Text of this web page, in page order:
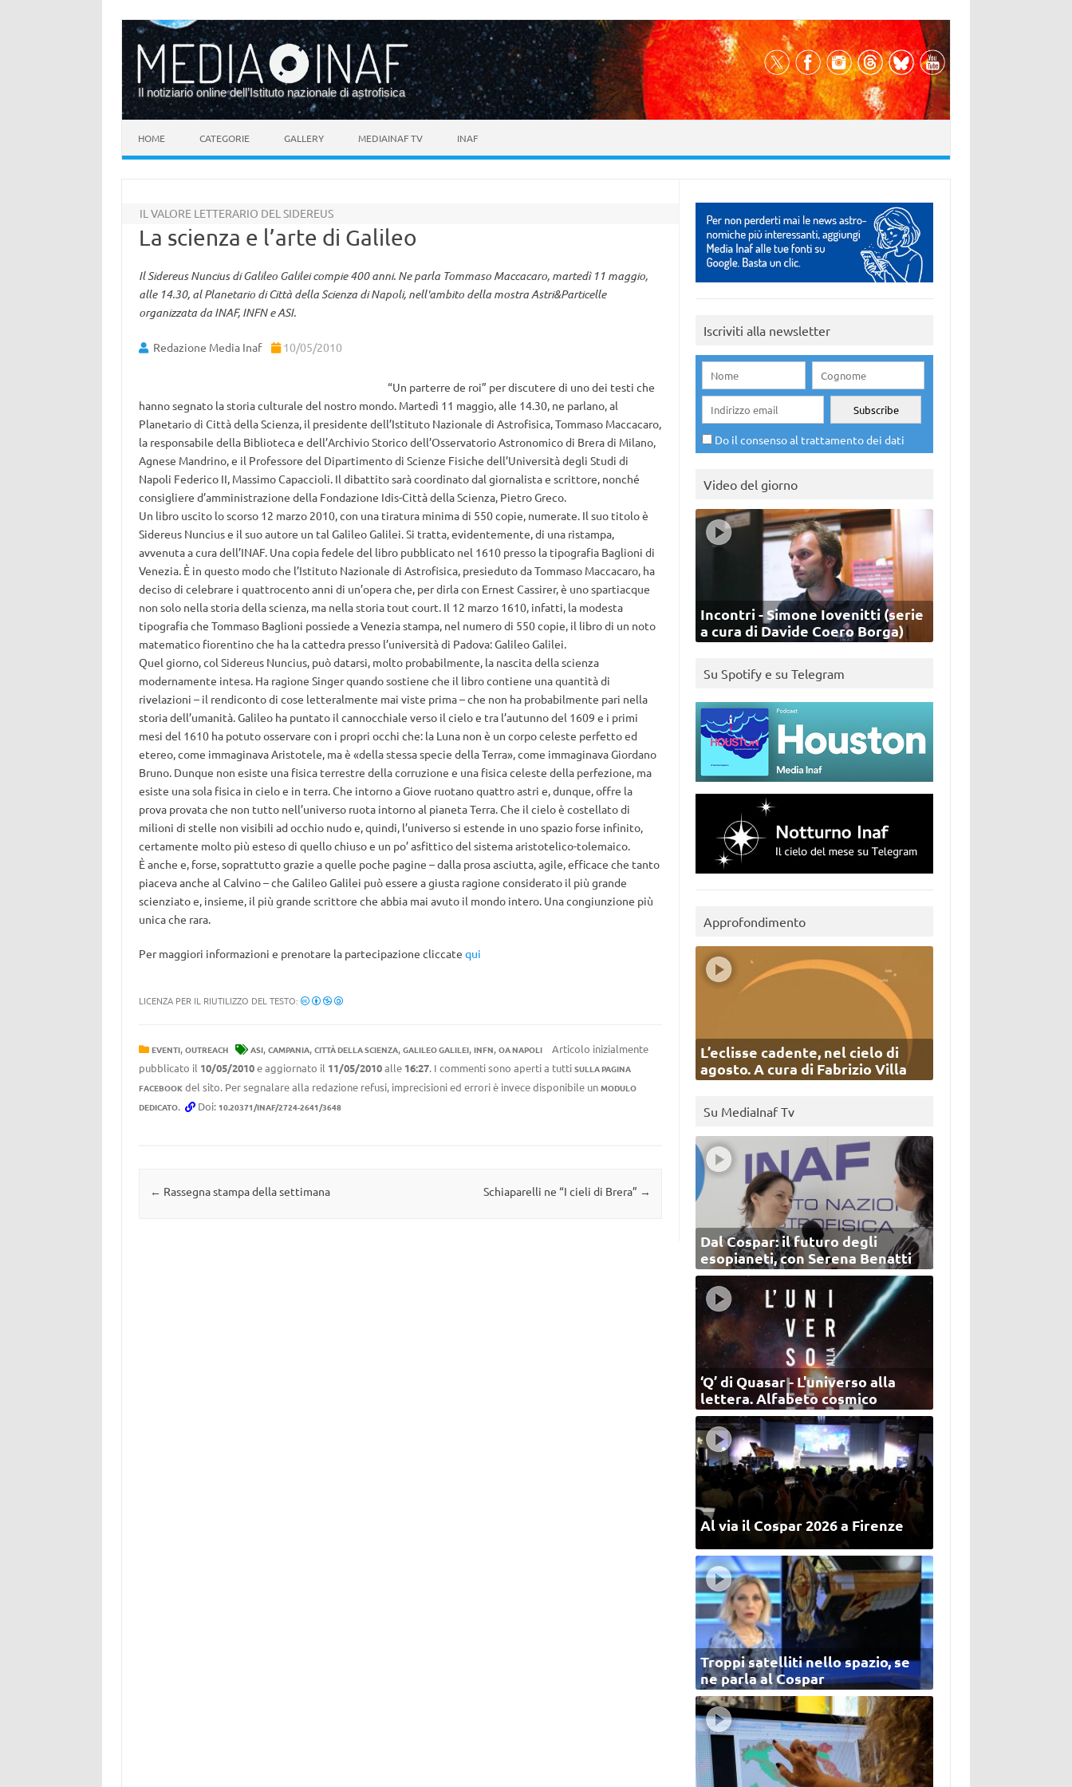
Il notiziario online dell’Istituto nazionale di astrofisica
HOME CATEGORIE GALLERY MEDIAINAF TV INAF
IL VALORE LETTERARIO DEL SIDEREUS
La scienza e l’arte di Galileo
Il Sidereus Nuncius di Galileo Galilei compie 400 anni. Ne parla Tommaso Maccacaro, martedì 11 maggio,
alle 14.30, al Planetario di Città della Scienza di Napoli, nell'ambito della mostra Astri&Particelle
organizzata da INAF, INFN e ASI.
Redazione Media Inaf 10/05/2010
“Un parterre de roi” per discutere di uno dei testi che
hanno segnato la storia culturale del nostro mondo. Martedì 11 maggio, alle 14.30, ne parlano, al
Planetario di Città della Scienza, il presidente dell’Istituto Nazionale di Astrofisica, Tommaso Maccacaro,
la responsabile della Biblioteca e dell’Archivio Storico dell’Osservatorio Astronomico di Brera di Milano,
Agnese Mandrino, e il Professore del Dipartimento di Scienze Fisiche dell’Università degli Studi di
Napoli Federico II, Massimo Capaccioli. Il dibattito sarà coordinato dal giornalista e scrittore, nonché
consigliere d’amministrazione della Fondazione Idis-Città della Scienza, Pietro Greco.
Un libro uscito lo scorso 12 marzo 2010, con una tiratura minima di 550 copie, numerate. Il suo titolo è
Sidereus Nuncius e il suo autore un tal Galileo Galilei. Si tratta, evidentemente, di una ristampa,
avvenuta a cura dell’INAF. Una copia fedele del libro pubblicato nel 1610 presso la tipografia Baglioni di
Venezia. È in questo modo che l’Istituto Nazionale di Astrofisica, presieduto da Tommaso Maccacaro, ha
deciso di celebrare i quattrocento anni di un’opera che, per dirla con Ernest Cassirer, è uno spartiacque
non solo nella storia della scienza, ma nella storia tout court. Il 12 marzo 1610, infatti, la modesta
tipografia che Tommaso Baglioni possiede a Venezia stampa, nel numero di 550 copie, il libro di un noto
matematico fiorentino che ha la cattedra presso l’università di Padova: Galileo Galilei.
Quel giorno, col Sidereus Nuncius, può datarsi, molto probabilmente, la nascita della scienza
modernamente intesa. Ha ragione Singer quando sostiene che il libro contiene una quantità di
rivelazioni – il rendiconto di cose letteralmente mai viste prima – che non ha probabilmente pari nella
storia dell’umanità. Galileo ha puntato il cannocchiale verso il cielo e tra l’autunno del 1609 e i primi
mesi del 1610 ha potuto osservare con i propri occhi che: la Luna non è un corpo celeste perfetto ed
etereo, come immaginava Aristotele, ma è «della stessa specie della Terra», come immaginava Giordano
Bruno. Dunque non esiste una fisica terrestre della corruzione e una fisica celeste della perfezione, ma
esiste una sola fisica in cielo e in terra. Che intorno a Giove ruotano quattro astri e, dunque, offre la
prova provata che non tutto nell’universo ruota intorno al pianeta Terra. Che il cielo è costellato di
milioni di stelle non visibili ad occhio nudo e, quindi, l’universo si estende in uno spazio forse infinito,
certamente molto più esteso di quello chiuso e un po’ asfittico del sistema aristotelico-tolemaico.
È anche e, forse, soprattutto grazie a quelle poche pagine – dalla prosa asciutta, agile, efficace che tanto
piaceva anche al Calvino – che Galileo Galilei può essere a giusta ragione considerato il più grande
scienziato e, insieme, il più grande scrittore che abbia mai avuto il mondo intero. Una congiunzione più
unica che rara.
Per maggiori informazioni e prenotare la partecipazione cliccate qui
LICENZA PER IL RIUTILIZZO DEL TESTO:
EVENTI, OUTREACH ASI, CAMPANIA, CITTÀ DELLA SCIENZA, GALILEO GALILEI, INFN, OA NAPOLI
Articolo inizialmente
pubblicato il 10/05/2010e aggiornato il 11/05/2010alle 16:27. I commenti sono aperti a tutti SULLA PAGINA
FACEBOOKdel sito. Per segnalare alla redazione refusi, imprecisioni ed errori è invece disponibile un MODULO
DEDICATO. Doi: 10.20371/INAF/2724-2641/3648
Navigazione articolo
← Rassegna stampa della settimana Schiaparelli ne “I cieli di Brera” →
Iscriviti alla newsletter
Do il consenso al trattamento dei dati
Video del giorno
Incontri - Simone Iovenitti (serie
a cura di Davide Coero Borga)
Su Spotify e su Telegram
Approfondimento
L’eclisse cadente, nel cielo di
agosto. A cura di Fabrizio Villa
Su MediaInaf Tv
Dal Cospar: il futuro degli
esopianeti, con Serena Benatti
‘Q’ di Quasar - L'universo alla
lettera. Alfabeto cosmico
Al via il Cospar 2026 a Firenze
Troppi satelliti nello spazio, se
ne parla al Cospar